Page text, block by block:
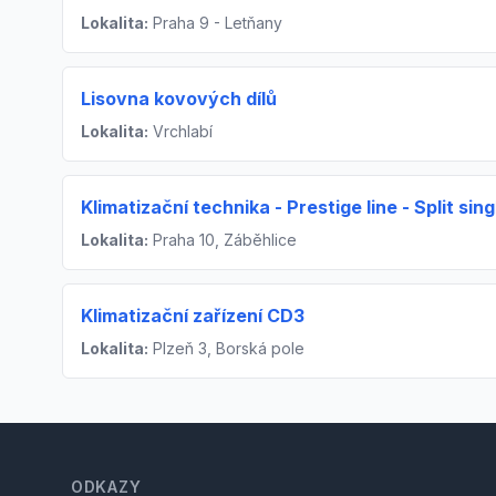
Lokalita: Praha 9 - Letňany
Lisovna kovových dílů
Lokalita: Vrchlabí
Klimatizační technika - Prestige line - Split
Lokalita: Praha 10, Záběhlice
Klimatizační zařízení CD3
Lokalita: Plzeň 3, Borská pole
ODKAZY